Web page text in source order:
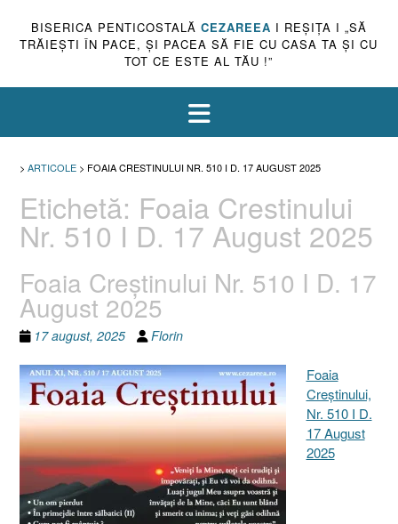
BISERICA PENTICOSTALĂ CEZAREEA I REŞIŢA I „SĂ
TRĂIEŞTI ÎN PACE, ŞI PACEA SĂ FIE CU CASA TA ŞI CU
TOT CE ESTE AL TĂU !”
> ARTICOLE > FOAIA CRESTINULUI NR. 510 I D. 17 AUGUST 2025
Etichetă: Foaia Crestinului
Nr. 510 I D. 17 August 2025
Foaia Creștinului Nr. 510 I D. 17
August 2025
17 august, 2025 Florin
Foaia
Creştinului,
Nr. 510 I D.
17 August
2025